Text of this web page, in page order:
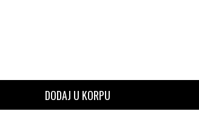
DODAJ U KORPU